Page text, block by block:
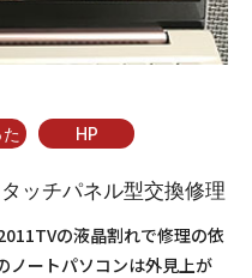
HP
ッチパネル型交換修理
の液晶割れで修理の依
ノートパソコンは外見上が